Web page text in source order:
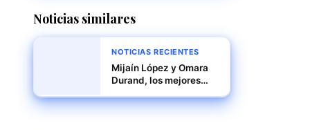
Noticias similares
NOTICIAS RECIENTES
Mijaín López y Omara
Durand, los mejores
Latina y el Caribe en